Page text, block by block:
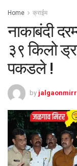
Home क्राईम
नाकाबंदी
३९ किलो
पकडले !
by